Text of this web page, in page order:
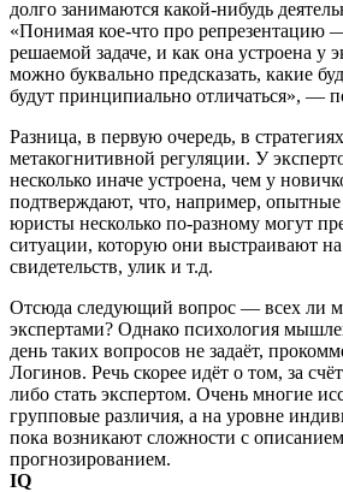
долго занимаются какой-нибудь
«Понимая кое-что про репрезентацию
решаемой задаче, и как она устроена у
можно буквально предсказать, какие
будут принципиально отличаться», —
Разница, в первую очередь, в
метакогнитивной регуляции. У
несколько иначе устроена, чем у
подтверждают, что, например,
юристы несколько по-разному могут
ситуации, которую они выстраивают
свидетельств, улик и т.д.
Отсюда следующий вопрос — всех ли
экспертами? Однако психология
день таких вопросов не задаёт,
Логинов. Речь скорее идёт о том, за
либо стать экспертом. Очень многие
групповые различия, а на уровне
пока возникают сложности с
прогнозированием.
IQ